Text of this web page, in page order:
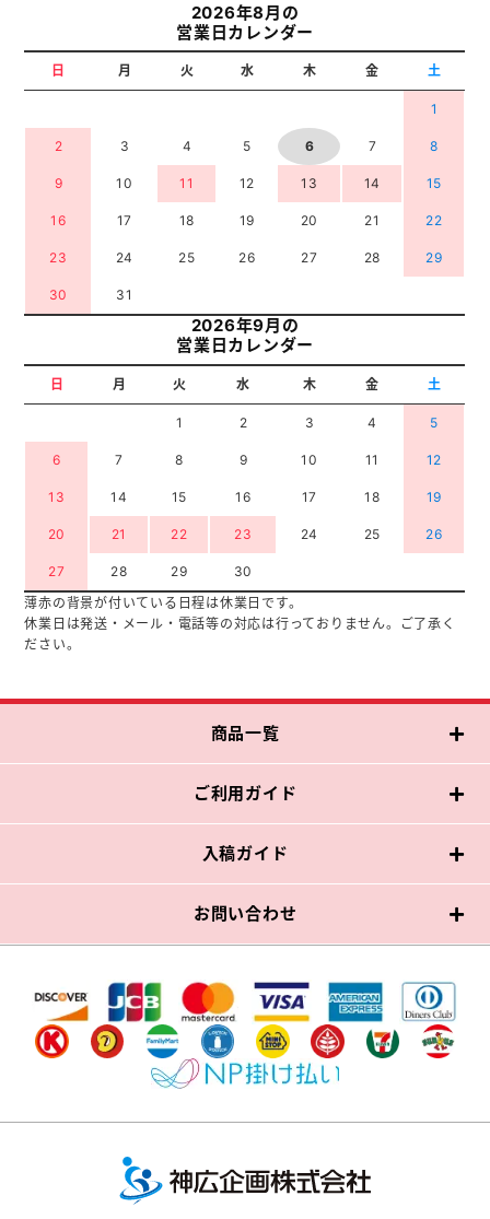
2026年8月の
営業日カレンダー
日 月 火 水 木 金 土
1
2 3 4 5 6 7 8
9 10 11 12 13 14 15
16 17 18 19 20 21 22
23 24 25 26 27 28 29
30 31
2026年9月の
営業日カレンダー
日 月 火 水 木 金 土
1 2 3 4 5
6 7 8 9 10 11 12
13 14 15 16 17 18 19
20 21 22 23 24 25 26
27 28 29
30
薄赤の背景が付いている日程は休業日です。
休業日は発送・メール・電話等の対応は行っておりません。ご了承く
ださい。
商品一覧
ご利用ガイド
入稿ガイド
お問い合わせ